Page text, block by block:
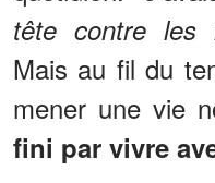
tête contre les
Mais au fil du
mener une vie
fini par vivre